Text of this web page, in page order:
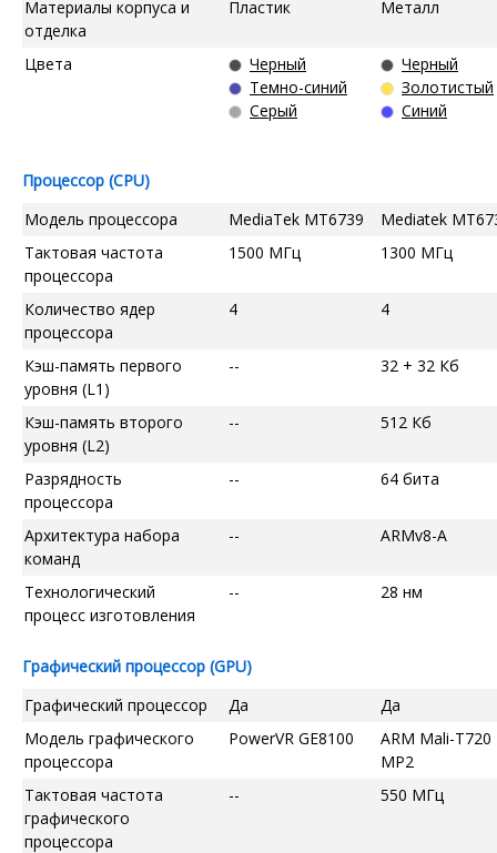
Материалы корпуса и
отделка
Пластик Металл
Цвета
Черный
Темно-синий
Серый
Черный
Золотистый
Синий
Процессор (CPU)
Модель процессора
MediaTek MT6739
Mediatek
Тактовая частота
процессора
1500 МГц 1300 МГц
Количество ядер
процессора
4 4
Кэш-память первого
уровня (L1)
-- 32 + 32 Кб
Кэш-память второго
уровня (L2)
-- 512 Кб
Разрядность
процессора
-- 64 бита
Архитектура набора
команд
-- ARMv8-A
Технологический
процесс изготовления
-- 28 нм
Графический процессор (GPU)
Графический процессор
Да
Да
Модель графического
процессора
PowerVR GE8100
ARM Mali-T720
MP2
Тактовая частота
графического
процессора
-- 550 МГц